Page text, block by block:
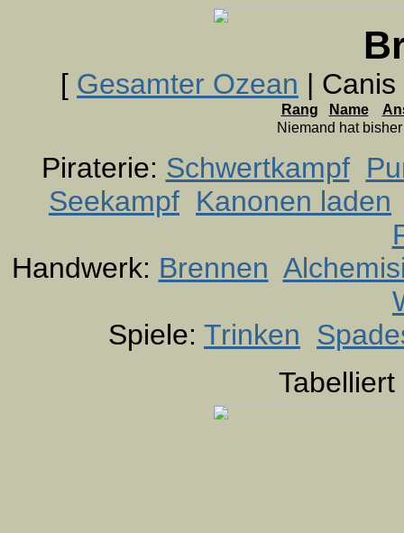
[ Gesamter Ozean |
Rang Name
Niemand hat
Piraterie: Schwertkampf
Seekampf Kanonen laden
Handwerk: Brennen
Spiele: Trinken